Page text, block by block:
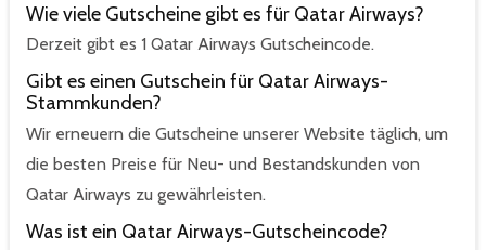
Wie viele Gutscheine gibt es für Qatar Airways?
Derzeit gibt es 1 Qatar Airways Gutscheincode.
Gibt es einen Gutschein für Qatar Airways-
Stammkunden?
Wir erneuern die Gutscheine unserer Website täglich, um
die besten Preise für Neu- und Bestandskunden von
Qatar Airways zu gewährleisten.
Was ist ein Qatar Airways-Gutscheincode?